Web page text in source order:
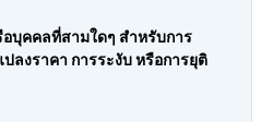
บุคคลที่สามใดๆ สำหรับการ
ลงราคา การระงับ หรือการยุติ